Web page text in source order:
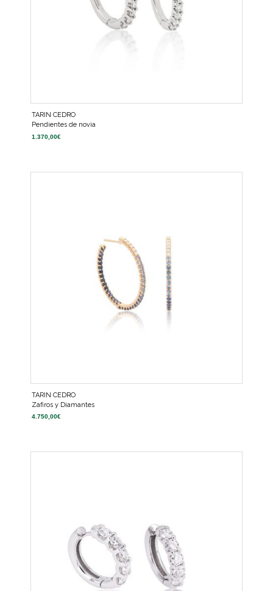
TARIN CEDRO
Pendientes de novia
1.370,00€
TARIN CEDRO
Zafiros y Diamantes
4.750,00€